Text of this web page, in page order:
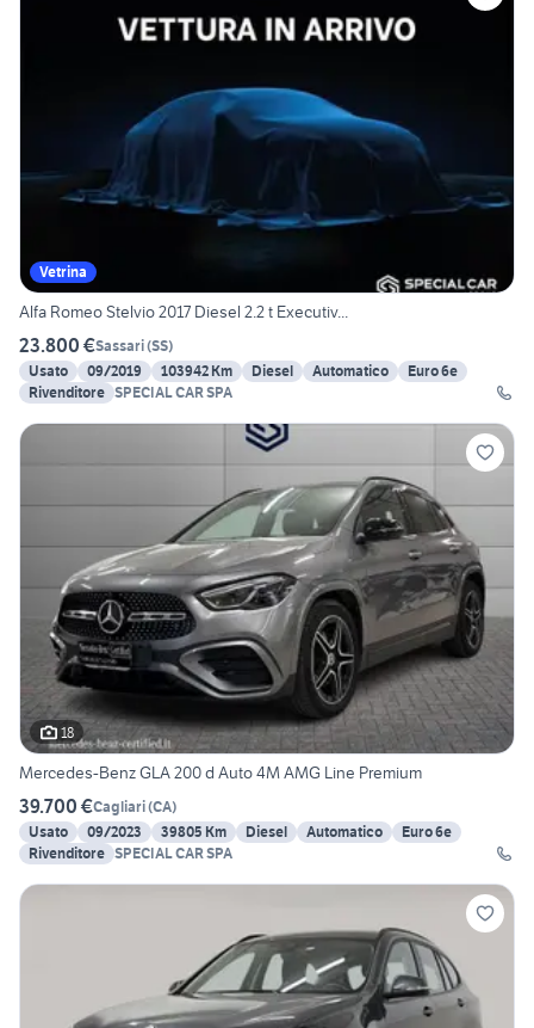
Vetrina
Alfa Romeo Stelvio 2017 Diesel 2.2 t Executiv...
23.800 €Sassari(SS)
Usato
09/2019 103942 Km Diesel Automatico
Euro 6e
Rivenditore SPECIAL CAR SPA
18
Mercedes-Benz GLA 200 d Auto 4M AMG Line Premium
39.700 €Cagliari(CA)
Usato
09/2023 39805 Km Diesel Automatico
Euro 6e
Rivenditore SPECIAL CAR SPA